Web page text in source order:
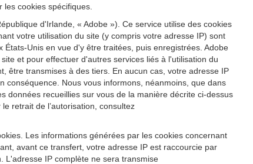
cookies spécifiques.
d'Irlande, « Adobe »). Ce service utilise des cookies
votre utilisation du site (y compris votre adresse IP) sont
Unis en vue d'y être traitées, puis enregistrées. Adobe
et pour effectuer d'autres services liés à l'utilisation du
être transmises à des tiers. En aucun cas, votre adresse IP
conséquence. Nous vous informons, néanmoins, que dans
données recueillies sur vous de la manière décrite ci-dessus
retrait de l’autorisation, consultez
Les informations générées par les cookies concernant
avant ce transfert, votre adresse IP est raccourcie par
L'adresse IP complète ne sera transmise